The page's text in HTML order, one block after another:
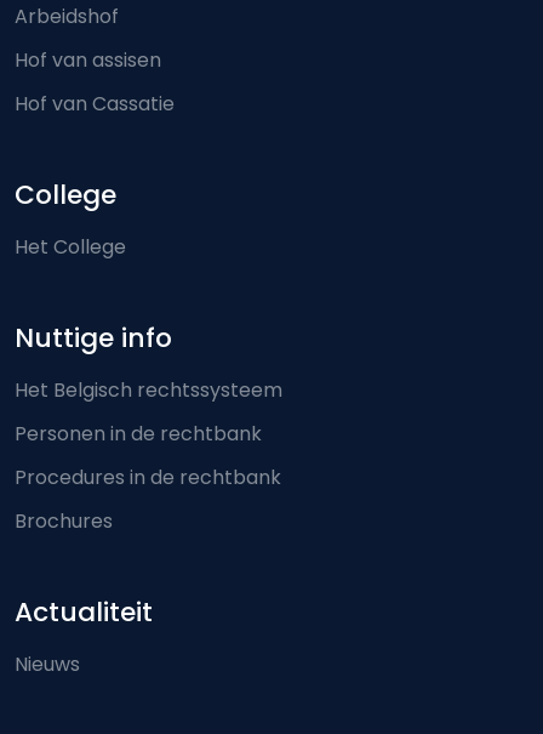
Arbeidshof
Hof van assisen
Hof van Cassatie
College
Het College
Nuttige info
Het Belgisch rechtssysteem
Personen in de rechtbank
Procedures in de rechtbank
Brochures
Actualiteit
Nieuws